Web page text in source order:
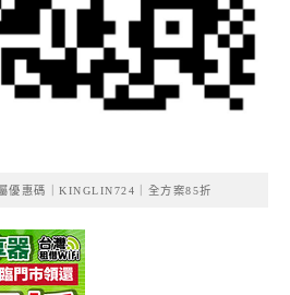
優惠碼｜KINGLIN724｜全方案85折